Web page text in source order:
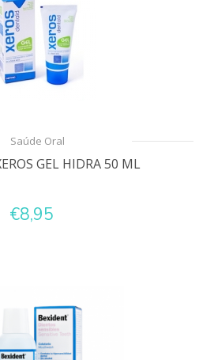
Saúde Oral
GEL HIDRA 50 ML
€8,95